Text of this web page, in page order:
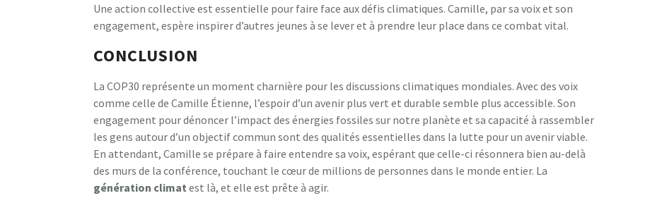
Une action collective est essentielle pour faire face aux défis climatiques. Camille, par sa voix et son
engagement, espère inspirer d’autres jeunes à se lever et à prendre leur place dans ce combat vital.
CONCLUSION
La COP30 représente un moment charnière pour les discussions climatiques mondiales. Avec des voix
comme celle de Camille Étienne, l’espoir d’un avenir plus vert et durable semble plus accessible. Son
engagement pour dénoncer l’impact des énergies fossiles sur notre planète et sa capacité à rassembler
les gens autour d’un objectif commun sont des qualités essentielles dans la lutte pour un avenir viable.
En attendant, Camille se prépare à faire entendre sa voix, espérant que celle-ci résonnera bien au-delà
des murs de la conférence, touchant le cœur de millions de personnes dans le monde entier. La
génération climat est là, et elle est prête à agir.